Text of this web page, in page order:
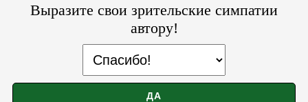
Выразите свои зрительские симпатии
автору!